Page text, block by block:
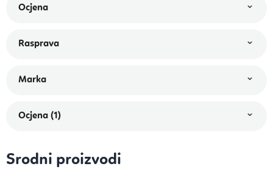
Ocjena (1)
Srodni proizvodi